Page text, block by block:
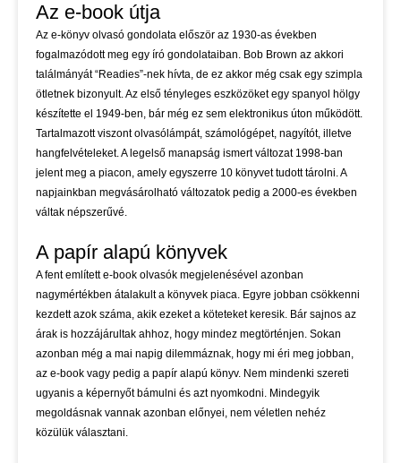
Az e-book útja
Az e-könyv olvasó gondolata először az 1930-as években
fogalmazódott meg egy író gondolataiban. Bob Brown az akkori
találmányát “Readies”-nek hívta, de ez akkor még csak egy szimpla
ötletnek bizonyult. Az első tényleges eszközöket egy spanyol hölgy
készítette el 1949-ben, bár még ez sem elektronikus úton működött.
Tartalmazott viszont olvasólámpát, számológépet, nagyítót, illetve
hangfelvételeket. A legelső manapság ismert változat 1998-ban
jelent meg a piacon, amely egyszerre 10 könyvet tudott tárolni. A
napjainkban megvásárolható változatok pedig a 2000-es években
váltak népszerűvé.
A papír alapú könyvek
A fent említett e-book olvasók megjelenésével azonban
nagymértékben átalakult a könyvek piaca. Egyre jobban csökkenni
kezdett azok száma, akik ezeket a köteteket keresik. Bár sajnos az
árak is hozzájárultak ahhoz, hogy mindez megtörténjen. Sokan
azonban még a mai napig dilemmáznak, hogy mi éri meg jobban,
az e-book vagy pedig a papír alapú könyv. Nem mindenki szereti
ugyanis a képernyőt bámulni és azt nyomkodni. Mindegyik
megoldásnak vannak azonban előnyei, nem véletlen nehéz
közülük választani.